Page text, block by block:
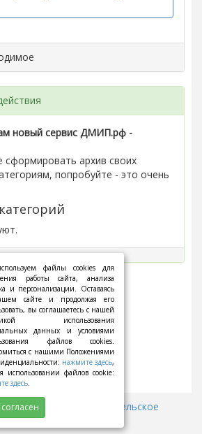
новый сервис ДМИП.рф -
архив своих
попробуйте - это очень
Пользовательское
файлы cookies для
работы сайта, анализа
и персонализации. Оставаясь
сайте и продолжая его
вы соглашаетесь с нашей
использования
данных и условиями
файлов cookies.
с нашими Положениями
нажмите здесь,
использовании файлов cookie:
здесь.